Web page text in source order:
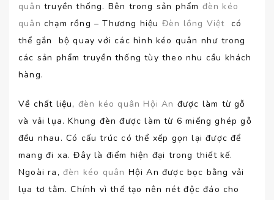
quân truyền thống. Bên trong sản phẩm đèn kéo
quân chạm rồng – Thương hiệu Đèn lồng Việt có
thể gắn bộ quay với các hình kéo quân như trong
các sản phẩm truyền thống tùy theo nhu cầu khách
hàng.
Về chất liệu, đèn kéo quân Hội An được làm từ gỗ
và vải lụa. Khung đèn được làm từ 6 miếng ghép gỗ
đều nhau. Có cấu trúc có thể xếp gọn lại được để
mang đi xa. Đây là điểm hiện đại trong thiết kế.
Ngoài ra, đèn kéo quân Hội An được bọc bằng vải
lụa tơ tằm. Chính vì thế tạo nên nét độc đáo cho